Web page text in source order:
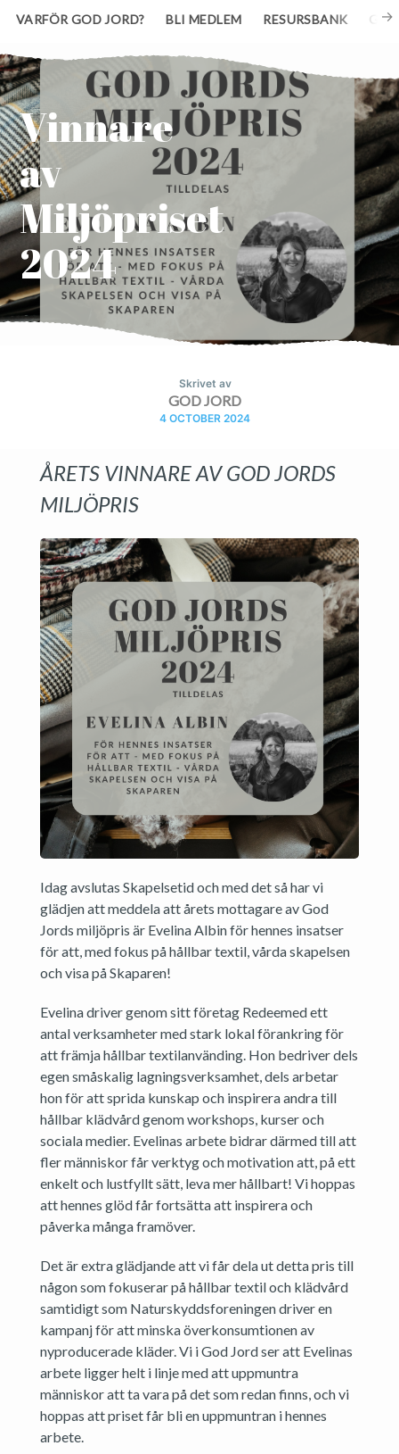
VARFÖR GOD JORD? BLI MEDLEM RESURSBANK GE
Vinnare
av
Miljöpriset
2024
Skrivet av
GOD JORD
4 OCTOBER 2024
ÅRETS VINNARE AV GOD JORDS
MILJÖPRIS
Idag avslutas Skapelsetid och med det så har vi
glädjen att meddela att årets mottagare av God
Jords miljöpris är Evelina Albin för hennes insatser
för att, med fokus på hållbar textil, vårda skapelsen
och visa på Skaparen!
Evelina driver genom sitt företag Redeemed ett
antal verksamheter med stark lokal förankring för
att främja hållbar textilanvänding. Hon bedriver dels
egen småskalig lagningsverksamhet, dels arbetar
hon för att sprida kunskap och inspirera andra till
hållbar klädvård genom workshops, kurser och
sociala medier. Evelinas arbete bidrar därmed till att
fler människor får verktyg och motivation att, på ett
enkelt och lustfyllt sätt, leva mer hållbart! Vi hoppas
att hennes glöd får fortsätta att inspirera och
påverka många framöver.
Det är extra glädjande att vi får dela ut detta pris till
någon som fokuserar på hållbar textil och klädvård
samtidigt som Naturskyddsforeningen driver en
kampanj för att minska överkonsumtionen av
nyproducerade kläder. Vi i God Jord ser att Evelinas
arbete ligger helt i linje med att uppmuntra
människor att ta vara på det som redan finns, och vi
hoppas att priset får bli en uppmuntran i hennes
arbete.